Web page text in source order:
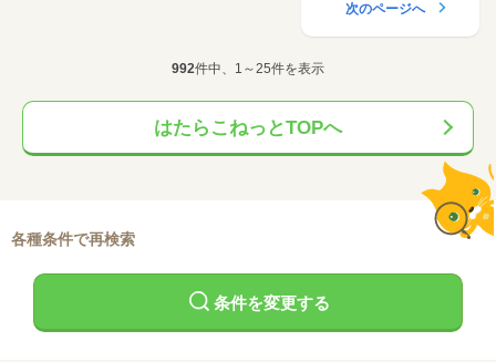
次のページへ
992件中、1～25件を表示
はたらこねっとTOPへ
各種条件で再検索
条件を変更する